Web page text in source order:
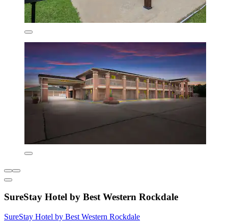
SureStay Hotel by Best Western Rockdale
SureStay Hotel by Best Western Rockdale